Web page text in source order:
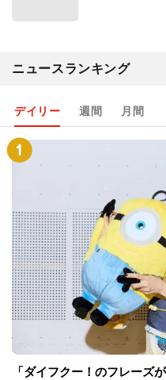
ニュースランキング
デイリー 週間 月間
「ダイフクー！のフレーズ